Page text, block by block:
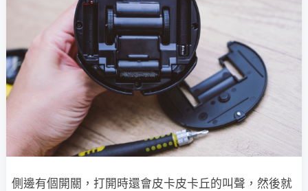
側邊有個開關，打開時還會皮卡皮卡丘的叫聲，然後就